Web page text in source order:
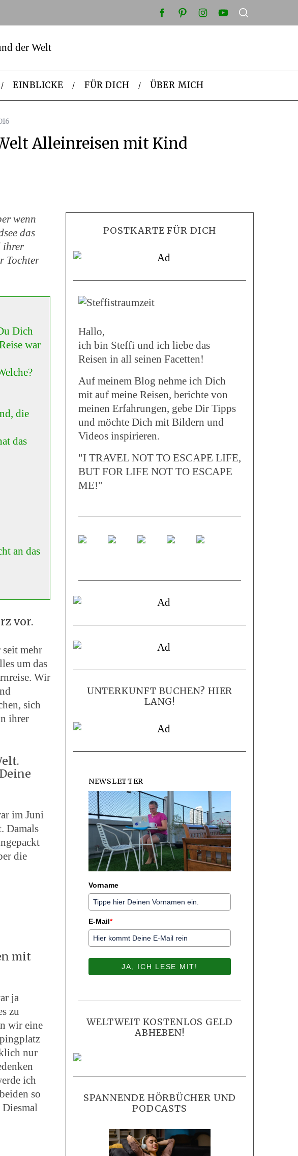
EINBLICKE FÜR DICH ÜBER MICH
Alleinreisen mit Kind
wenn
das
ihrer
Tochter
Dich
war
die
das
an das
vor.
mehr
um das
Wir
sich
ihrer
im Juni
Damals
die
mit
ja
zu
wir eine
nur
ich
so
Diesmal
POSTKARTE FÜR DICH
Hallo,
ich bin Steffi und ich liebe das
Reisen in all seinen Facetten!
Auf meinem Blog nehme ich Dich
mit auf meine Reisen, berichte von
meinen Erfahrungen, gebe Dir Tipps
und möchte Dich mit Bildern und
Videos inspirieren.
"I TRAVEL NOT TO ESCAPE LIFE,
BUT FOR LIFE NOT TO ESCAPE
ME!"
UNTERKUNFT BUCHEN? HIER
LANG!
NEWSLETTER
Vorname
E-Mail*
JA, ICH LESE MIT!
WELTWEIT KOSTENLOS GELD
ABHEBEN!
SPANNENDE HÖRBÜCHER UND
PODCASTS